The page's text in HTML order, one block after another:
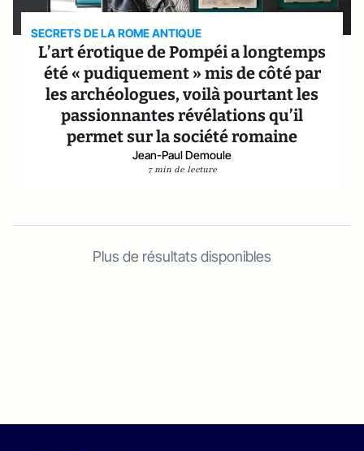
SECRETS DE LA ROME ANTIQUE
L’art érotique de Pompéi a longtemps
été « pudiquement » mis de côté par
les archéologues, voilà pourtant les
passionnantes révélations qu’il
permet sur la société romaine
Jean-Paul Demoule
7 min de lecture
Plus de résultats disponibles